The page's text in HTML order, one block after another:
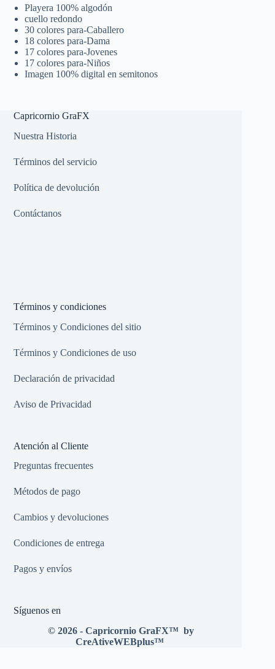
Playera 100% algodón
cuello redondo
30 colores para-Caballero
18 colores para-Dama
17 colores para-Jovenes
17 colores para-Niños
Imagen 100% digital en semitonos
Capricornio GraFX
Nuestra Historia
Términos del servicio
Política de devolución
Contáctanos
Términos y condiciones
Términos y Condiciones del sitio
Términos y Condiciones de uso
Declaración de privacidad
Aviso de Privacidad
Atención al Cliente
Preguntas frecuentes
Métodos de pago
Cambios y devoluciones
Condiciones de entrega
Pagos y envíos
Síguenos en
© 2026 - Capricornio GraFX™ by
CreAtiveWEBplus™